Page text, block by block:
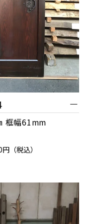
幅61mm
（税込）